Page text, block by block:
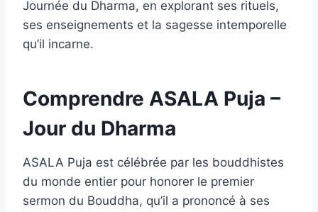
Journée du Dharma, en explorant ses rituels,
ses enseignements et la sagesse intemporelle
qu’il incarne.
Comprendre ASALA Puja –
Jour du Dharma
ASALA Puja est célébrée par les bouddhistes
du monde entier pour honorer le premier
sermon du Bouddha, qu’il a prononcé à ses